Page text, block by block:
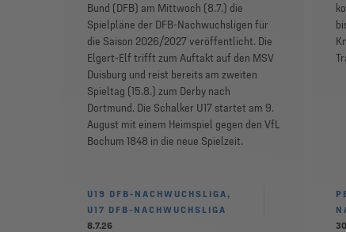
Bund (DFB) am Mittwoch (8.7.) die
Spielpläne der DFB-Nachwuchsligen für
die Saison 2026/2027 veröffentlicht. Die
Elgert-Elf trifft zum Auftakt auf den MSV
Duisburg und reist bereits am zweiten
Spieltag (15.8.) zum Derby nach
Dortmund. Die Schalker U17 startet am 9.
August mit einem Heimspiel gegen den VfL
Bochum 1848 in die neue Spielzeit.
U19 DFB-NACHWUCHSLIGA,
U17 DFB-NACHWUCHSLIGA
8.7.26